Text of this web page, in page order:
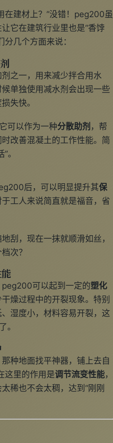
在建材上？”没错！peg200虽
它在建筑行业里也是“香饽
几个方面来说：
之一，用来减少拌合用水
单独使用减水剂会出现一些
失快。
可以作为一种分散助剂 ，帮
改善混凝土的工作性能。简
。
后，可以明显提升其保
工人来说简直就是福音，省
刮，现在一抹就顺滑如丝，
次？
可以起到一定的塑化
燥过程中的开裂现象。特别
湿度小，材料容易开裂，这
。
种地面找平神器，铺上去自
这里的作用是调节流变性能，
稀也不会太稠，达到“刚刚